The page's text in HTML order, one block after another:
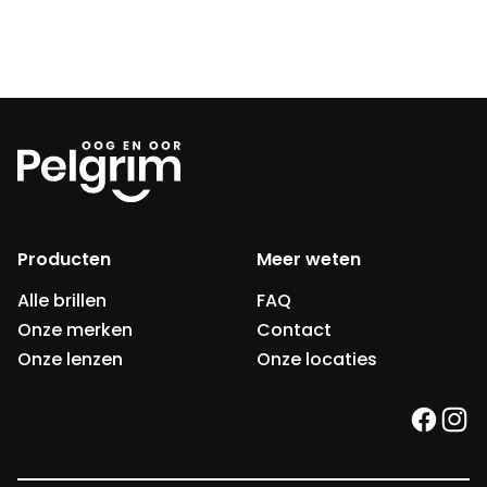
Producten
Alle brillen
Onze merken
Onze lenzen
Meer weten
FAQ
Contact
Onze locaties